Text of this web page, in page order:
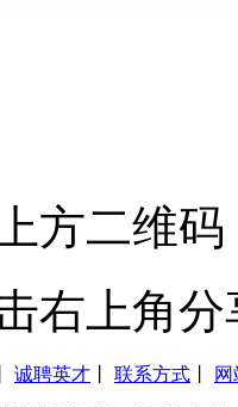
方二维码
右上角分
诚聘英才 联系方式